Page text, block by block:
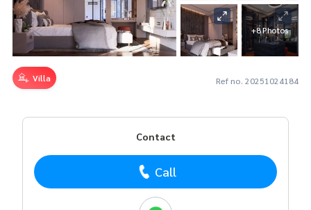
+8 Photos
Villa Ref no. 20251024184
Contact
Call